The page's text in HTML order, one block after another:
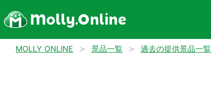
MOLLY ONLINE 景品一覧 過去の提供景品一覧